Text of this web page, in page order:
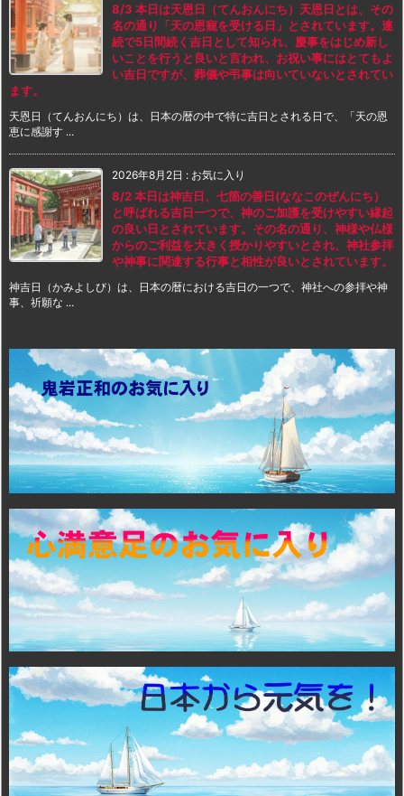
8/3 本日は天恩日（てんおんにち）天恩日とは、その
名の通り「天の恩寵を受ける日」とされています。連
続で5日間続く吉日として知られ、慶事をはじめ新し
いことを行うと良いと言われ、お祝い事にはとてもよ
い吉日ですが、葬儀や弔事は向いていないとされてい
ます。
天恩日（てんおんにち）は、日本の暦の中で特に吉日とされる日で、「天の恩
恵に感謝す ...
2026年8月2日 : お気に入り
8/2 本日は神吉日、七箇の善日(ななこのぜんにち）
と呼ばれる吉日一つで、神のご加護を受けやすい縁起
の良い日とされています。その名の通り、神様や仏様
からのご利益を大きく授かりやすいとされ、神社参拝
や神事に関連する行事と相性が良いとされています。
神吉日（かみよしび）は、日本の暦における吉日の一つで、神社への参拝や神
事、祈願な ...